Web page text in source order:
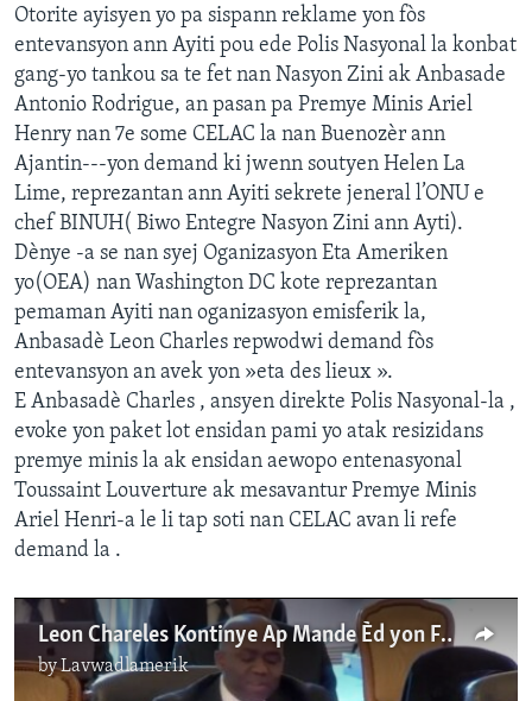
Otorite ayisyen yo pa sispann reklame yon fòs
entevansyon ann Ayiti pou ede Polis Nasyonal la konbat
gang-yo tankou sa te fet nan Nasyon Zini ak Anbasade
Antonio Rodrigue, an pasan pa Premye Minis Ariel
Henry nan 7e some CELAC la nan Buenozèr ann
Ajantin---yon demand ki jwenn soutyen Helen La
Lime, reprezantan ann Ayiti sekrete jeneral l’ONU e
chef BINUH( Biwo Entegre Nasyon Zini ann Ayti).
Dènye -a se nan syej Oganizasyon Eta Ameriken
yo(OEA) nan Washington DC kote reprezantan
pemaman Ayiti nan oganizasyon emisferik la,
Anbasadè Leon Charles repwodwi demand fòs
entevansyon an avek yon »eta des lieux ».
E Anbasadè Charles , ansyen direkte Polis Nasyonal-la ,
evoke yon paket lot ensidan pami yo atak resizidans
premye minis la ak ensidan aewopo entenasyonal
Toussaint Louverture ak mesavantur Premye Minis
Ariel Henri-a le li tap soti nan CELAC avan li refe
demand la .
Leon Chareles Kontinye Ap Mande Èd yon Fòs Etranjè
byLavwadlamerik